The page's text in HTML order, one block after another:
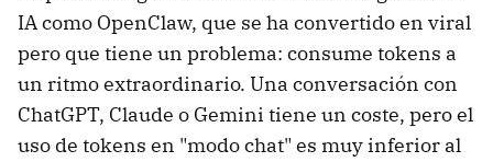
IA como OpenClaw, que se ha convertido en viral
pero que tiene un problema: consume tokens a
un ritmo extraordinario. Una conversación con
ChatGPT, Claude o Gemini tiene un coste, pero el
uso de tokens en "modo chat" es muy inferior al